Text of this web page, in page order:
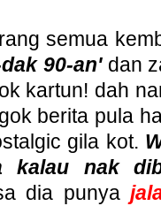
semua
90-an' dan
kartun! dah
berita pula
gila kot.
kalau nak
dia punya